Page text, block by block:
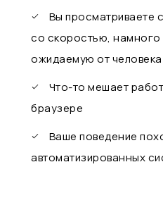
Вы просматриваете
со скоростью,
ожидаемую от человека
Что-то мешает
браузере
Ваше поведение
автоматизированных